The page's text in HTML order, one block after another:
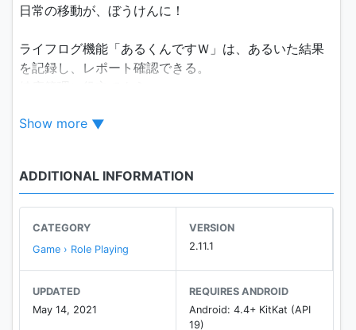
日常の移動が、ぼうけんに！
ライフログ機能「あるくんですＷ」は、あるいた結果
を記録し、レポート確認できる。
さらに、あるいた結果でスライムが育っていくぞ！
■モンスターとの白熱バトル！
近くに出現したモンスターをタップして戦闘開始！
■かいふくスポットをさがそう！
Show more
ADDITIONAL INFORMATION
CATEGORY
Game › Role Playing
VERSION
2.11.1
UPDATED
May 14, 2021
REQUIRES ANDROID
Android: 4.4+ KitKat (API
19)